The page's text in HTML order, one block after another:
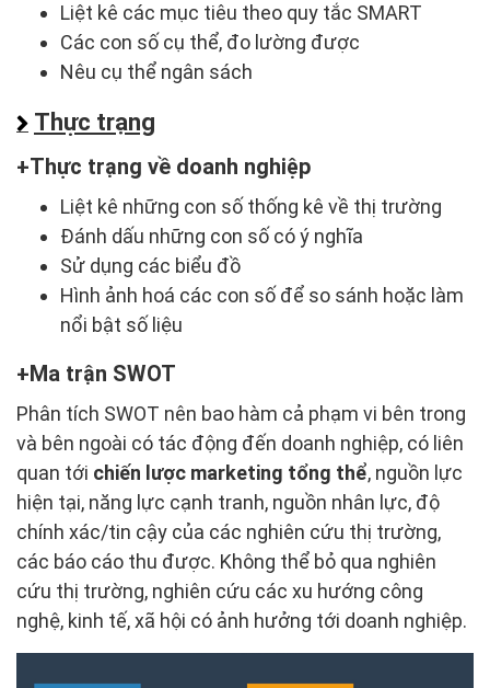
Liệt kê các mục tiêu theo quy tắc SMART
Các con số cụ thể, đo lường được
Nêu cụ thể ngân sách
Thực trạng
Thực trạng về doanh nghiệp
Liệt kê những con số thống kê về thị trường
Đánh dấu những con số có ý nghĩa
Sử dụng các biểu đồ
Hình ảnh hoá các con số để so sánh hoặc làm
nổi bật số liệu
Ma trận SWOT
Phân tích SWOT nên bao hàm cả phạm vi bên trong
và bên ngoài có tác động đến doanh nghiệp, có liên
quan tới chiến lược marketing tổng thể, nguồn lực
hiện tại, năng lực cạnh tranh, nguồn nhân lực, độ
chính xác/tin cậy của các nghiên cứu thị trường,
các báo cáo thu được. Không thể bỏ qua nghiên
cứu thị trường, nghiên cứu các xu hướng công
nghệ, kinh tế, xã hội có ảnh hưởng tới doanh nghiệp.